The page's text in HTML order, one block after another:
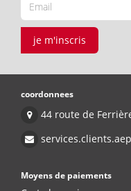
je m'inscris
coordonnees
44 route de
Moyens de paiements